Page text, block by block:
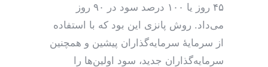
۴۵ روز یا ۱۰۰ درصد سود در ۹۰ روز
می‌داد. روش پانزی این بود که با استفاده
از سرمایهٔ سرمایه‌گذاران پیشین و همچنین
سرمایه‌گذاران جدید، سود اولین‌ها را